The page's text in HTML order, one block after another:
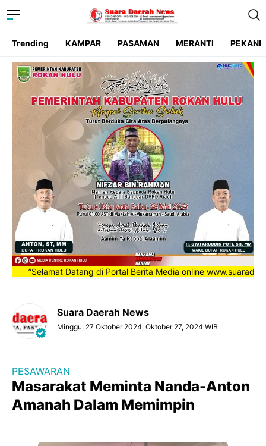
Trending KAMPAR PASAMAN MERANTI
”Selamat Datang di Portal Berita Media online
Suara Daerah News
Minggu, 27 Oktober 2024, Oktober 27, 2024 WIB
PESAWARAN
Masarakat Meminta Nanda-Anton
Amanah Dalam Memimpin